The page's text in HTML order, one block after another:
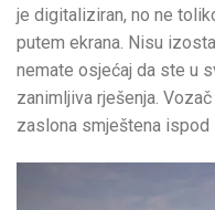
je digitaliziran, no ne
putem ekrana. Nisu
nemate osjećaj da ste u
zanimljiva rješenja.
zaslona smještena ispod